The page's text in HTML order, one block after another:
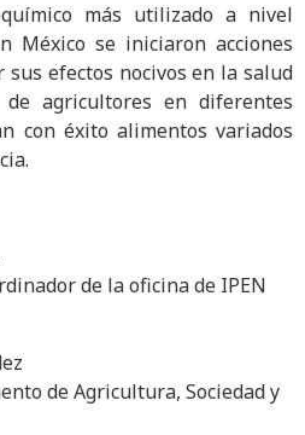
más utilizado a nivel
México se iniciaron acciones
efectos nocivos en la salud
agricultores en diferentes
con éxito alimentos variados
de la oficina de IPEN
de Agricultura, Sociedad y